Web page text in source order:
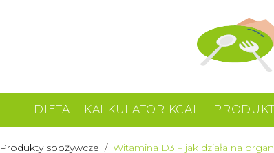
DIETA KALKULATOR KCAL
Produkty spożywcze / Witamina D3 – jak działa na